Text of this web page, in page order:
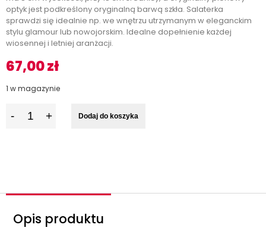
optyk jest podkreślony oryginalną barwą szkła. Salaterka
sprawdzi się idealnie np. we wnętrzu utrzymanym w eleganckim
stylu glamour lub nowojorskim. Idealne dopełnienie każdej
wiosennej i letniej aranżacji.
67,00zł
1 w magazynie
Dodaj do koszyka
Opis produktu